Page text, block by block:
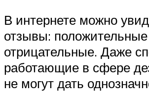
В интернете можно
отзывы:
отрицательные. Даже
работающие в сфере
не могут дать